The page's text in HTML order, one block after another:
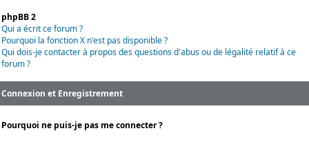
phpBB 2
Qui a écrit ce forum ?
Pourquoi la fonction X n'est pas disponible ?
Qui dois-je contacter à propos des questions d'abus ou de légalité relatif à ce
forum ?
Connexion et Enregistrement
Pourquoi ne puis-je pas me connecter ?